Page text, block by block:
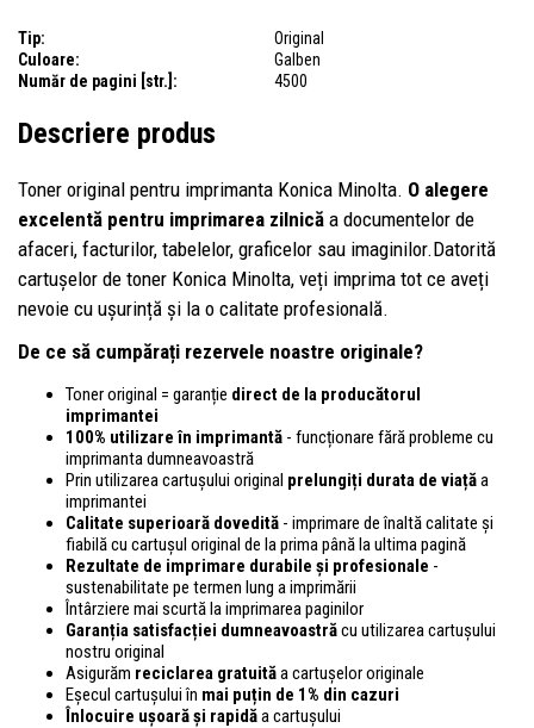
Tip:
Original
Culoare:
Galben
Număr de pagini [str.]:
4500
Descriere produs
Toner original pentru imprimanta Konica Minolta. O alegere
excelentă pentru imprimarea zilnică a documentelor de
afaceri, facturilor, tabelelor, graficelor sau imaginilor.Datorită
cartușelor de toner Konica Minolta, veți imprima tot ce aveți
nevoie cu ușurință și la o calitate profesională.
De ce să cumpărați rezervele noastre originale?
Toner original = garanție direct de la producătorul
imprimantei
100% utilizare în imprimantă - funcționare fără probleme cu
imprimanta dumneavoastră
Prin utilizarea cartușului original prelungiți durata de viațăa
imprimantei
Calitate superioară dovedită - imprimare de înaltă calitate și
fiabilă cu cartușul original de la prima până la ultima pagină
Rezultate de imprimare durabile și profesionale -
sustenabilitate pe termen lung a imprimării
Întârziere mai scurtă la imprimarea paginilor
Garanția satisfacției dumneavoastrăcu utilizarea cartușului
nostru original
Asigurăm reciclarea gratuităa cartușelor originale
Eșecul cartușului în mai puțin de 1% din cazuri
Înlocuire ușoară și rapidăa cartușului